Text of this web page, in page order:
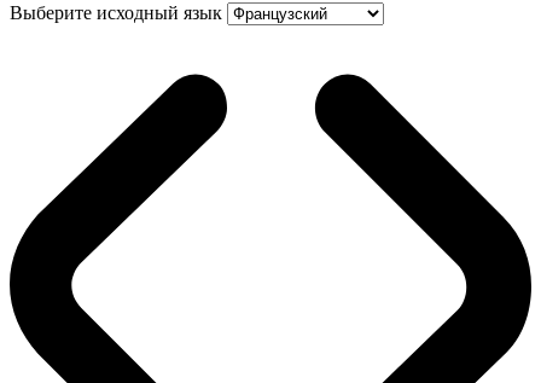
Выберите исходный язык